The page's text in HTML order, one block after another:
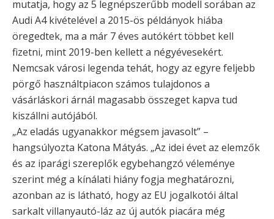
mutatja, hogy az 5 legnépszerűbb modell sorában az
Audi A4 kivételével a 2015-ös példányok hiába
öregedtek, ma a már 7 éves autókért többet kell
fizetni, mint 2019-ben kellett a négyévesekért.
Nemcsak városi legenda tehát, hogy az egyre feljebb
pörgő használtpiacon számos tulajdonos a
vásárláskori árnál magasabb összeget kapva tud
kiszállni autójából.
„Az eladás ugyanakkor mégsem javasolt” –
hangsúlyozta Katona Mátyás. „Az idei évet az elemzők
és az iparági szereplők egybehangzó véleménye
szerint még a kínálati hiány fogja meghatározni,
azonban az is látható, hogy az EU jogalkotói által
sarkalt villanyautó-láz az új autók piacára még